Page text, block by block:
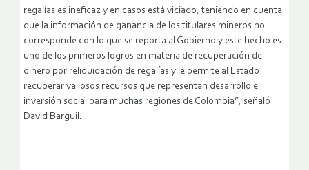
regalías es ineficaz y en casos está viciado, teniendo en cuenta
que la información de ganancia de los titulares mineros no
corresponde con lo que se reporta al Gobierno y este hecho es
uno de los primeros logros en materia de recuperación de
dinero por reliquidación de regalías y le permite al Estado
recuperar valiosos recursos que representan desarrollo e
inversión social para muchas regiones de Colombia”, señaló
David Barguil.